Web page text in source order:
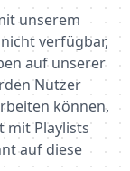
unserem
verfügbar,
auf unserer
Nutzer
können,
mit Playlists
auf diese